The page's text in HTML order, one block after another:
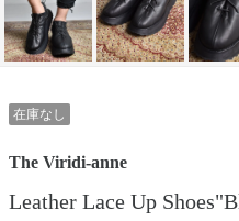
在庫なし
The Viridi-anne
Leather Lace Up